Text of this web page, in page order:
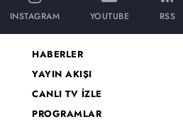
INSTAGRAM YOUTUBE RSS
HABERLER
YAYIN AKIŞI
CANLI TV İZLE
PROGRAMLAR